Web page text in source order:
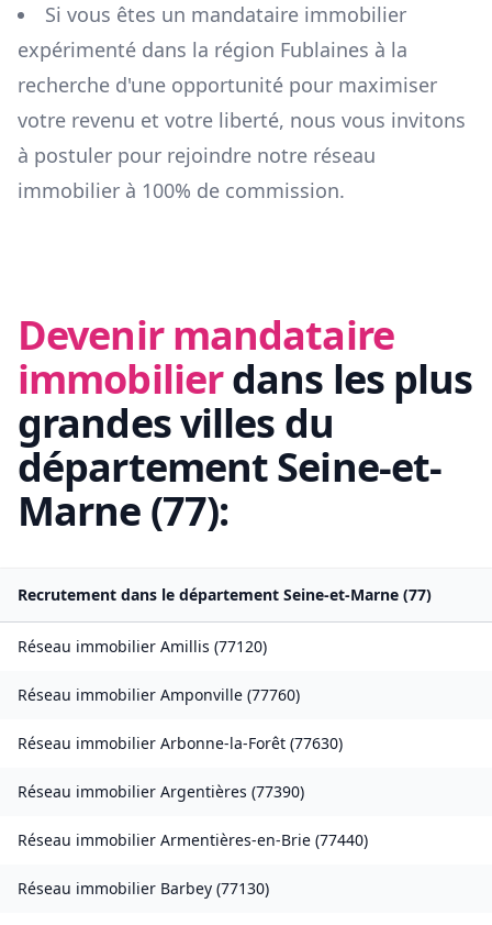
Si vous êtes un mandataire immobilier
expérimenté dans la région Fublaines à la
recherche d'une opportunité pour maximiser
votre revenu et votre liberté, nous vous invitons
à postuler pour rejoindre notre réseau
immobilier à 100% de commission.
Devenir mandataire
immobilierdans les plus
grandes villes du
départementSeine-et-
Marne (77):
Recrutement dans le département Seine-et-Marne (77)
Réseau immobilier Amillis (77120)
Réseau immobilier Amponville (77760)
Réseau immobilier Arbonne-la-Forêt (77630)
Réseau immobilier Argentières (77390)
Réseau immobilier Armentières-en-Brie (77440)
Réseau immobilier Barbey (77130)